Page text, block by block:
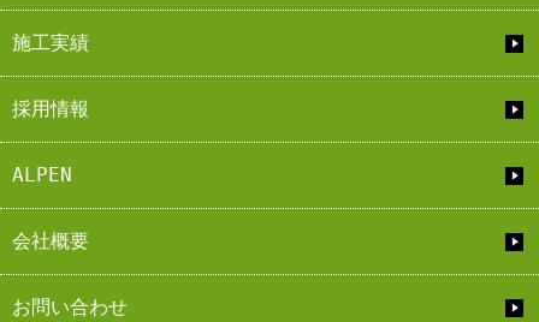
施工実績
採用情報
ALPEN
会社概要
お問い合わせ